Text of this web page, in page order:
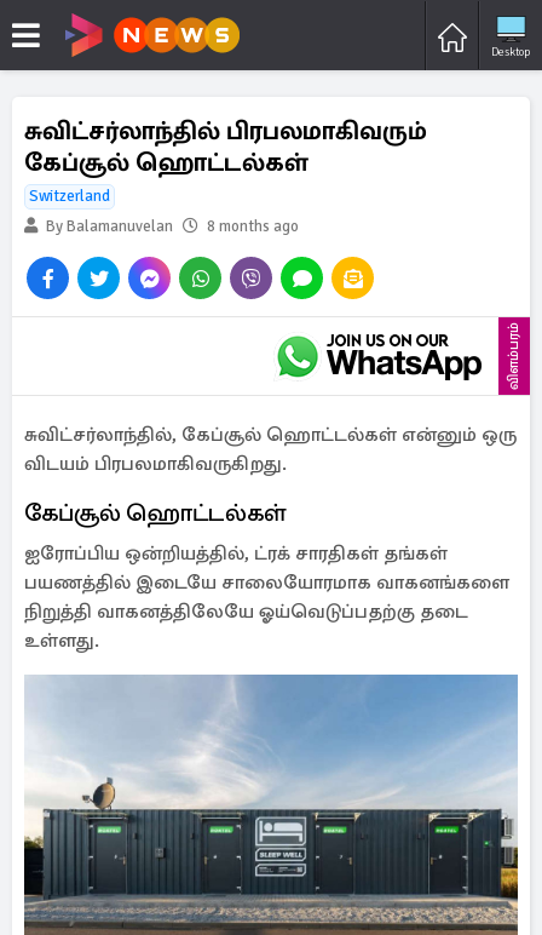
Desktop
சுவிட்சர்லாந்தில் பிரபலமாகிவரும்
கேப்சூல் ஹொட்டல்கள்
Switzerland
By Balamanuvelan
8 months ago
விளம்பரம்
சுவிட்சர்லாந்தில், கேப்சூல் ஹொட்டல்கள் என்னும் ஒரு
விடயம் பிரபலமாகிவருகிறது.
கேப்சூல் ஹொட்டல்கள்
ஐரோப்பிய ஒன்றியத்தில், ட்ரக் சாரதிகள் தங்கள்
பயணத்தில் இடையே சாலையோரமாக வாகனங்களை
நிறுத்தி வாகனத்திலேயே ஓய்வெடுப்பதற்கு தடை
உள்ளது.